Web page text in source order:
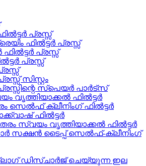
പ്രസ്സ്
ഫിൽട്ടർ പ്രസ്സ്
പ്രസ്സ്
പ്രസ്സ്
സിസ്റ്റം
സ്പെയർ പാർട്സ്
വൃത്തിയാക്കൽ ഫിൽട്ടർ
സെൽഫ് ക്ലീനിംഗ് ഫിൽട്ടർ
ഫിൽട്ടർ
തരം സ്വയം വൃത്തിയാക്കൽ ഫിൽട്ടർ
സക്ഷൻ ടൈപ്പ് സെൽഫ്-ക്ലീനിംഗ്
ഡിസ്ചാർജ് ചെയ്യുന്ന ഇല